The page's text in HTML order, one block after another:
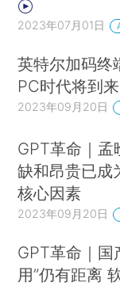
2023年07月01日
英特尔加码终
PC时代将到来
2023年09月20日
GPT革命｜孟
缺和昂贵已成
核心因素
2023年09月20日
GPT革命｜国
用”仍有距离